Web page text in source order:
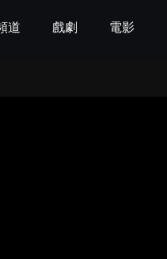
道 戲劇 電影